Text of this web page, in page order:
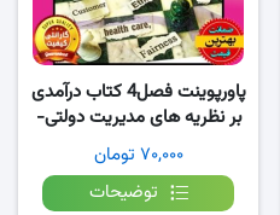
پاورپوینت فصل4 کتاب درآمدی
بر نظریه های مدیریت دولتی-
طهماسبی۷۰,۰۰۰ تومان
توضیحات